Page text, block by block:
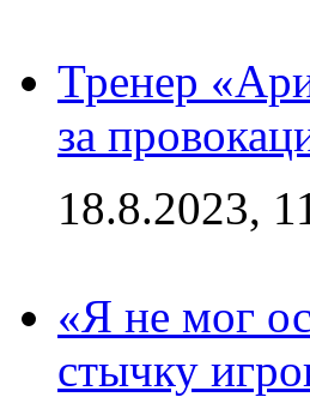
Тренер
за
18.8.2023,
«Я не мог
стычку